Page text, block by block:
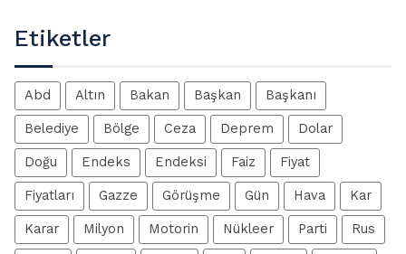
Etiketler
Abd Altın Bakan Başkan Başkanı
Belediye Bölge Ceza Deprem Dolar
Doğu Endeks Endeksi Faiz Fiyat
Fiyatları Gazze Görüşme Gün Hava Kar
Karar Milyon Motorin Nükleer Parti Rus